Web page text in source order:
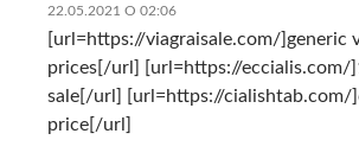
22.05.2021 О 02:06
[url=https://viagraisale.com/]generic
prices[/url] [url=https://eccialis.com/
sale[/url] [url=https://cialishtab.com/
price[/url]